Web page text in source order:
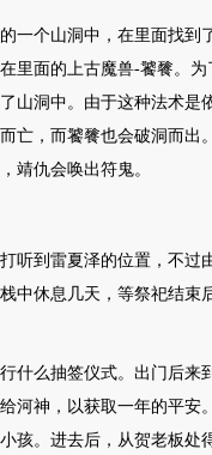
一个山洞中，在里面找到
里面的上古魔兽-饕餮。
山洞中。由于这种法术是
亡，而饕餮也会破洞而出
靖仇会唤出符鬼。
听到雷夏泽的位置，不过
中休息几天，等祭祀结束
什么抽签仪式。出门后来
河神，以获取一年的平安
孩。进去后，从贺老板处